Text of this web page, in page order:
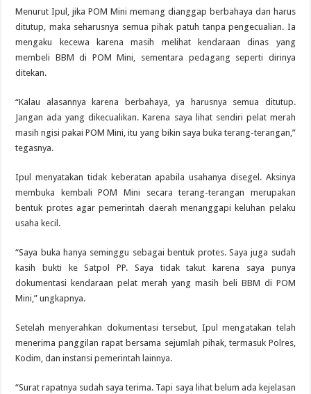
Menurut Ipul, jika POM Mini memang dianggap berbahaya dan harus
ditutup, maka seharusnya semua pihak patuh tanpa pengecualian. Ia
mengaku kecewa karena masih melihat kendaraan dinas yang
membeli BBM di POM Mini, sementara pedagang seperti dirinya
ditekan.
“Kalau alasannya karena berbahaya, ya harusnya semua ditutup.
Jangan ada yang dikecualikan. Karena saya lihat sendiri pelat merah
masih ngisi pakai POM Mini, itu yang bikin saya buka terang-terangan,”
tegasnya.
Ipul menyatakan tidak keberatan apabila usahanya disegel. Aksinya
membuka kembali POM Mini secara terang-terangan merupakan
bentuk protes agar pemerintah daerah menanggapi keluhan pelaku
usaha kecil.
“Saya buka hanya seminggu sebagai bentuk protes. Saya juga sudah
kasih bukti ke Satpol PP. Saya tidak takut karena saya punya
dokumentasi kendaraan pelat merah yang masih beli BBM di POM
Mini,” ungkapnya.
Setelah menyerahkan dokumentasi tersebut, Ipul mengatakan telah
menerima panggilan rapat bersama sejumlah pihak, termasuk Polres,
Kodim, dan instansi pemerintah lainnya.
“Surat rapatnya sudah saya terima. Tapi saya lihat belum ada kejelasan